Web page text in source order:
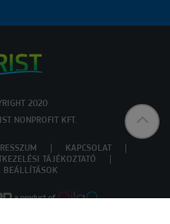
2020
NONPROFIT KFT.
KAPCSOLAT
TÁJÉKOZTATÓ
BEÁLLÍTÁSOK
a product of